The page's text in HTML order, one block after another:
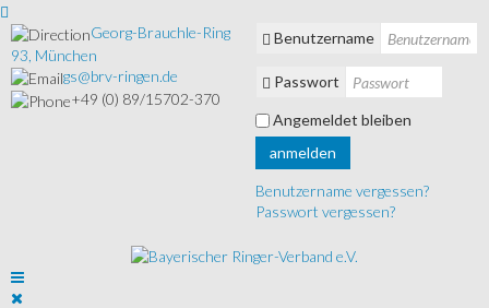
Georg-Brauchle-Ring
93, München
gs@brv-ringen.de
+49 (0) 89/15702-370
Benutzername
Passwort
Angemeldet bleiben
anmelden
Benutzername vergessen?
Passwort vergessen?